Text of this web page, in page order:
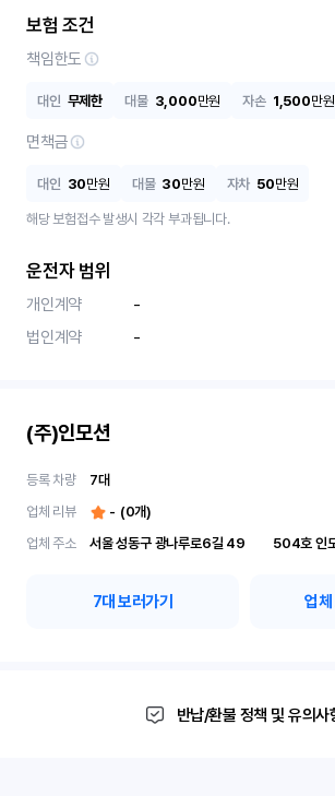
보험 조건
책임한도
대인 무제한 대물 3,000만원 자손 1,500만원
면책금
대인 30만원 대물 30만원 자차 50만원
해당 보험접수 발생시 각각 부과됩니다.
운전자 범위
개인계약
-
법인계약
-
(주)인모션
등록 차량 7대
업체 리뷰
- (0개)
업체 주소
서울 성동구 광나루로6길
7대 보러가기 업체
반납/환불 정책 및 유의사